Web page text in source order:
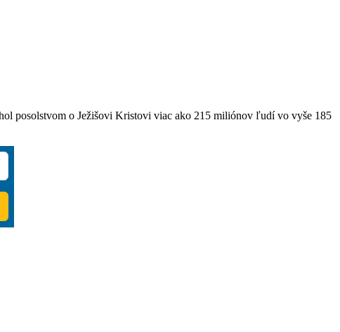
posolstvom o Ježišovi Kristovi viac ako 215 miliónov ľudí vo vyše 185